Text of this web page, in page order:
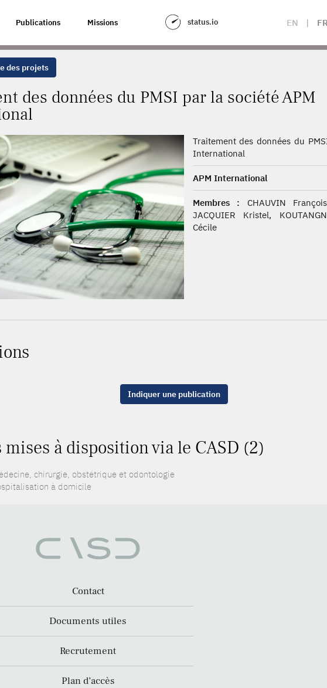
Publications Missions status.io EN | FR
SOCIÉTÉ APM INTERNATIONAL
des projets
des données du PMSI par la société APM
Traitement des données du
International
APM International
Membres : CHAUVIN
JACQUIER Kristel,
Cécile
Indiquer une publication
mises à disposition via le CASD (2)
chirurgie, obstétrique et odontologie
à domicile
Contact
Documents utiles
Recrutement
Plan d’accès